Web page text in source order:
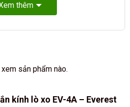
thêm
sản phẩm nào.
kính lò xo EV-4A – Everest